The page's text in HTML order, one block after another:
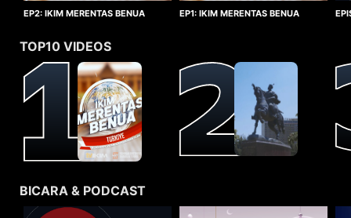
EP2: IKIM MERENTAS BENUA
EP1: IKIM MERENTAS BENUA
TOP10 VIDEOS
BICARA & PODCAST